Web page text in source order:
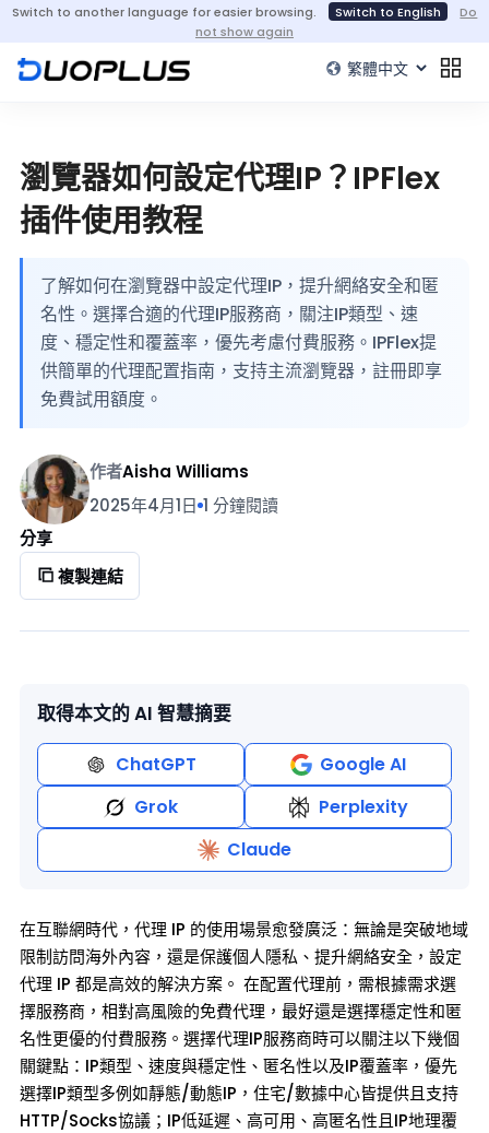
Switch to another language for easier browsing. Switch to English
Do
not show again
瀏覽器如何設定代理IP？IPFlex
插件使用教程
了解如何在瀏覽器中設定代理IP，提升網絡安全和匿
名性。選擇合適的代理IP服務商，關注IP類型、速
度、穩定性和覆蓋率，優先考慮付費服務。IPFlex提
供簡單的代理配置指南，支持主流瀏覽器，註冊即享
免費試用額度。
作者Aisha Williams
2025年4月1日 1 分鐘閱讀
分享
複製連結
取得本文的 AI 智慧摘要
ChatGPT
Google AI
Grok
Perplexity
Claude
在互聯網時代，代理 IP 的使用場景愈發廣泛：無論是突破地域
限制訪問海外內容，還是保護個人隱私、提升網絡安全，設定
代理 IP 都是高效的解決方案。 在配置代理前，需根據需求選
擇服務商，相對高風險的免費代理，最好還是選擇穩定性和匿
名性更優的付費服務。選擇代理IP服務商時可以關注以下幾個
關鍵點：IP類型、速度與穩定性、匿名性以及IP覆蓋率，優先
選擇IP類型多例如靜態/動態IP，住宅/數據中心皆提供且支持
HTTP/Socks協議；IP低延遲、高可用、高匿名性且IP地理覆